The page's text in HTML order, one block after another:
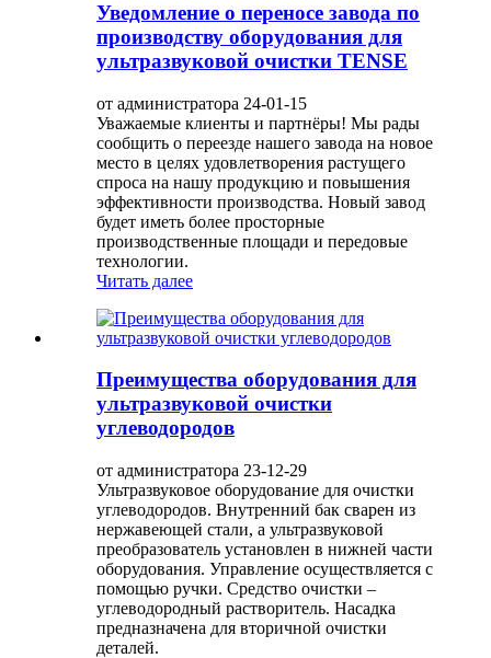
Уведомление о переносе завода по
производству оборудования для
ультразвуковой очистки TENSE
от администратора 24-01-15
Уважаемые клиенты и партнёры! Мы рады
сообщить о переезде нашего завода на новое
место в целях удовлетворения растущего
спроса на нашу продукцию и повышения
эффективности производства. Новый завод
будет иметь более просторные
производственные площади и передовые
технологии.
Читать далее
Преимущества оборудования для
ультразвуковой очистки
углеводородов
от администратора 23-12-29
Ультразвуковое оборудование для очистки
углеводородов. Внутренний бак сварен из
нержавеющей стали, а ультразвуковой
преобразователь установлен в нижней части
оборудования. Управление осуществляется с
помощью ручки. Средство очистки –
углеводородный растворитель. Насадка
предназначена для вторичной очистки
деталей.